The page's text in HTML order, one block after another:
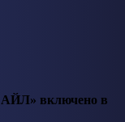
включено в